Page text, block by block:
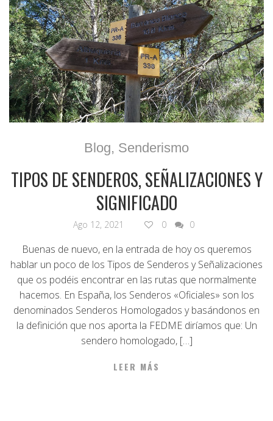
Blog, Senderismo
TIPOS DE SENDEROS, SEÑALIZACIONES Y
SIGNIFICADO
Ago 12, 2021 0 0
Buenas de nuevo, en la entrada de hoy os queremos
hablar un poco de los Tipos de Senderos y Señalizaciones
que os podéis encontrar en las rutas que normalmente
hacemos. En España, los Senderos «Oficiales» son los
denominados Senderos Homologados y basándonos en
la definición que nos aporta la FEDME diríamos que: Un
sendero homologado, […]
LEER MÁS